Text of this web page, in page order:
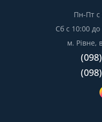
Пн-Пт с
Сб с 10:00
м. Рівне,